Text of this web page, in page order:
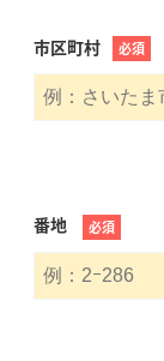
市区町村 必須
番地 必須